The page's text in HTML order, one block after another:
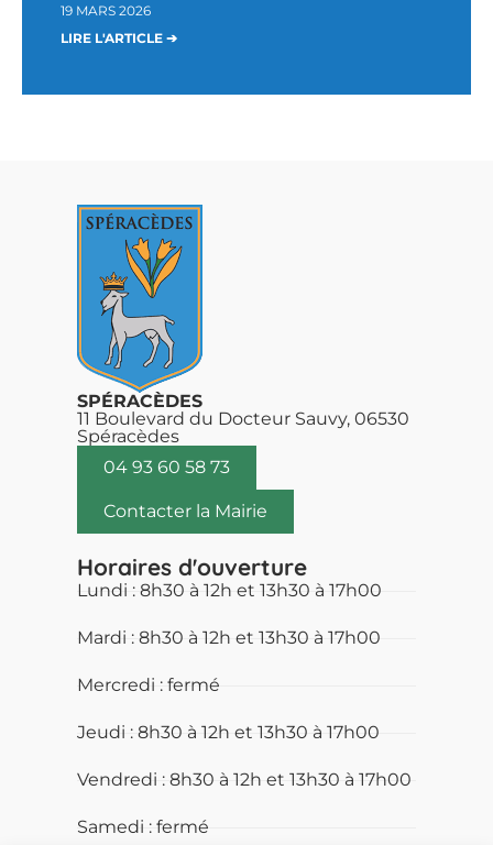
19 MARS 2026
LIRE L'ARTICLE ➔
SPÉRACÈDES
11 Boulevard du Docteur Sauvy, 06530
Spéracèdes
04 93 60 58 73
Contacter la Mairie
Horaires d'ouverture
Lundi : 8h30 à 12h et 13h30 à 17h00
Mardi : 8h30 à 12h et 13h30 à 17h00
Mercredi : fermé
Jeudi : 8h30 à 12h et 13h30 à 17h00
Vendredi : 8h30 à 12h et 13h30 à 17h00
Samedi : fermé